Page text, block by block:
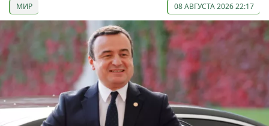
МИР 08 АВГУСТА 2026 22:17